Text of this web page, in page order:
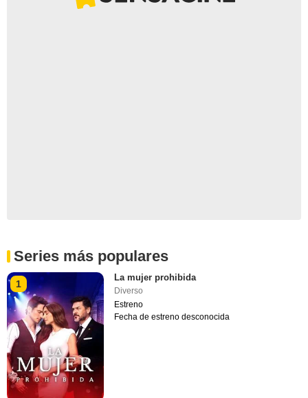
Series más populares
1
La mujer prohibida
Diverso
Estreno
Fecha de estreno desconocida